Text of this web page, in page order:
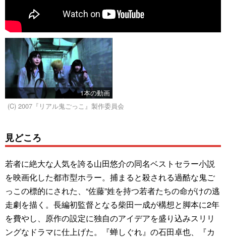
1本の動画
(C) 2007『リアル鬼ごっこ』製作委員会
見どころ
若者に絶大な人気を誇る山田悠介の同名ベストセラー小説
を映画化した都市型ホラー。捕まると殺される過酷な鬼ご
っこの標的にされた、“佐藤”姓を持つ若者たちの命がけの逃
走劇を描く。長編初監督となる柴田一成が構想と脚本に2年
を費やし、原作の設定に独自のアイデアを盛り込みスリリ
ングなドラマに仕上げた。『蝉しぐれ』の石田卓也、『カ